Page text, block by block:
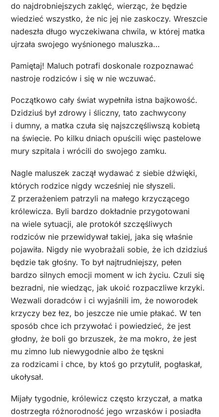
do najdrobniejszych zaklęć, wierząc, że będzie
wiedzieć wszystko, że nic jej nie zaskoczy. Wreszcie
nadeszła długo wyczekiwana chwila, w której matka
ujrzała swojego wyśnionego maluszka…
Pamiętaj! Maluch potrafi doskonale rozpoznawać
nastroje rodziców i się w nie wczuwać.
Początkowo cały świat wypełniła istna bajkowość.
Dzidziuś był zdrowy i śliczny, tato zachwycony
i dumny, a matka czuła się najszczęśliwszą kobietą
na świecie. Po kilku dniach opuścili więc pastelowe
mury szpitala i wrócili do swojego zamku.
Nagle maluszek zaczął wydawać z siebie dźwięki,
których rodzice nigdy wcześniej nie słyszeli.
Z przerażeniem patrzyli na małego krzyczącego
królewicza. Byli bardzo dokładnie przygotowani
na wiele sytuacji, ale protokół szczęśliwych
rodziców nie przewidywał takiej, jaka się właśnie
pojawiła. Nigdy nie wyobrażali sobie, że ich dzidziuś
będzie tak głośny. To był najtrudniejszy, pełen
bardzo silnych emocji moment w ich życiu. Czuli się
bezradni, nie wiedząc, jak ukoić rozpaczliwe krzyki.
Wezwali doradców i ci wyjaśnili im, że noworodek
krzyczy bez łez, bo jeszcze nie umie płakać. W ten
sposób chce ich przywołać i powiedzieć, że jest
głodny, że boli go brzuszek, że ma mokro, że jest
mu zimno lub niewygodnie albo że tęskni
za rodzicami i chce, by ktoś go przytulił, pogłaskał,
ukołysał.
Mijały tygodnie, królewicz często krzyczał, a matka
dostrzegła różnorodność jego wrzasków i posiadła